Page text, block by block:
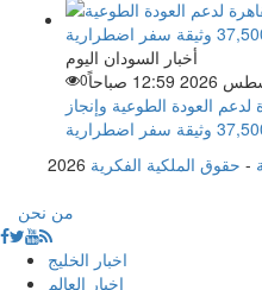
أخبار السودان اليوم
0
العودة الطوعية وإنجاز
وثيقة سفر اضطرارية
2026
-
من نحن
اخبار الخليج
اخبار العالم